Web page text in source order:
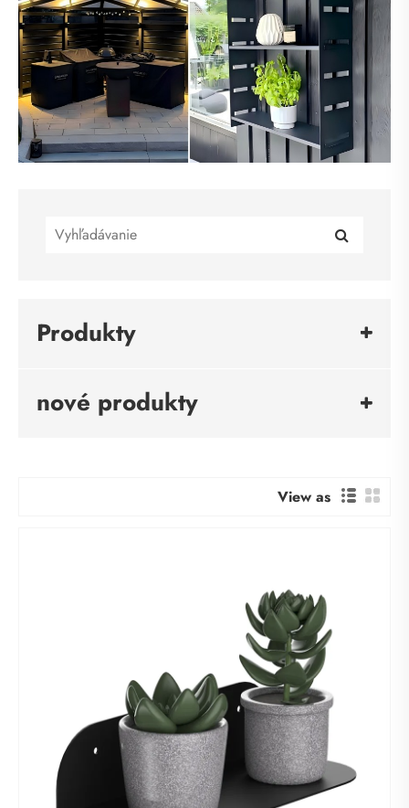
Produkty
nové produkty
View as